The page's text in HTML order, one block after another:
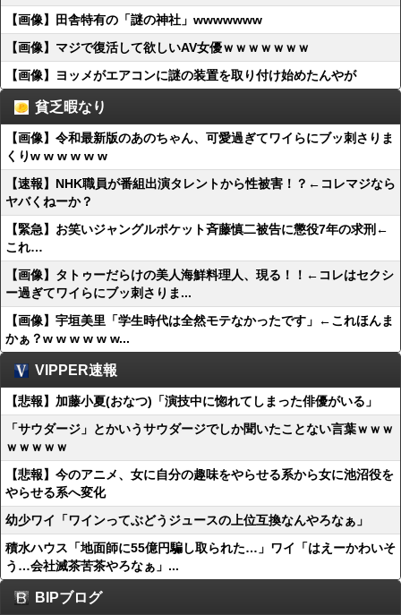
【画像】田舎特有の「謎の神社」wwwwwww
【画像】マジで復活して欲しいAV女優ｗｗｗｗｗｗｗ
【画像】ヨッメがエアコンに謎の装置を取り付け始めたんやが
貧乏暇なり
【画像】令和最新版のあのちゃん、可愛過ぎてワイらにブッ刺さりま
くりw w w w w w
【速報】NHK職員が番組出演タレントから性被害！？←コレマジなら
ヤバくねーか？
【緊急】お笑いジャングルポケット斉藤慎二被告に懲役7年の求刑←
これ…
【画像】タトゥーだらけの美人海鮮料理人、現る！！←コレはセクシ
ー過ぎてワイらにブッ刺さりま...
【画像】宇垣美里「学生時代は全然モテなかったです」←これほんま
かぁ？w w w w w w...
VIPPER速報
【悲報】加藤小夏(おなつ)「演技中に惚れてしまった俳優がいる」
「サウダージ」とかいうサウダージでしか聞いたことない言葉ｗｗｗ
ｗｗｗｗｗ
【悲報】今のアニメ、女に自分の趣味をやらせる系から女に池沼役を
やらせる系へ変化
幼少ワイ「ワインってぶどうジュースの上位互換なんやろなぁ」
積水ハウス「地面師に55億円騙し取られた…」ワイ「はえーかわいそ
う…会社滅茶苦茶やろなぁ」...
BIPブログ